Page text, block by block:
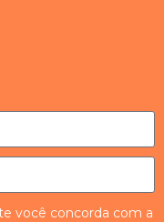
você concorda com a